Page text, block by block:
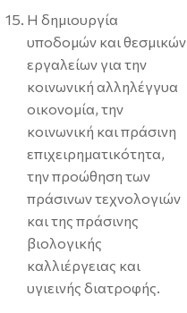
Η δημιουργία
υποδομών και θεσμικών
εργαλείων για την
κοινωνική αλληλέγγυα
οικονομία, την
κοινωνική και πράσινη
επιχειρηματικότητα,
την προώθηση των
πράσινων τεχνολογιών
και της πράσινης
βιολογικής
καλλιέργειας και
υγιεινής διατροφής.